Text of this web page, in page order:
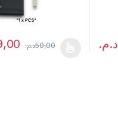
50,00د.م.
a plusieurs variations.
د.م.